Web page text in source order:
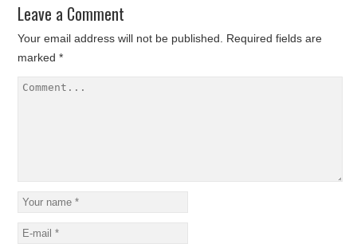
Leave a Comment
Your email address will not be published.
Required fields are
marked*